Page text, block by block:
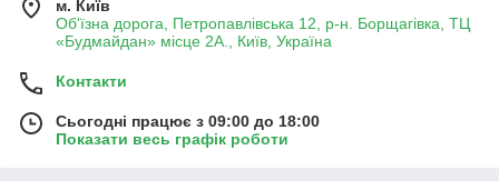
м. Київ
Об'їзна дорога, Петропавлівська 12, р-н. Борщагівка, ТЦ
«Будмайдан» місце 2А., Київ, Україна
Контакти
Сьогодні працює з 09:00 до 18:00
Показати весь графік роботи